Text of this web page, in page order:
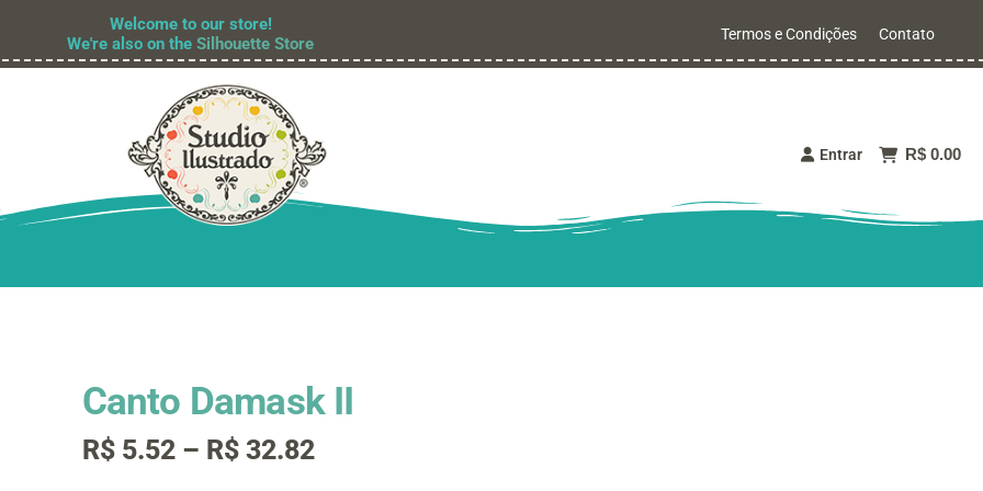
Welcome to our store!
We're also on theSilhouette Store Termos e Condições Contato
Entrar R$ 0.00
Canto Damask II
R$5.52 – R$32.82Faixa